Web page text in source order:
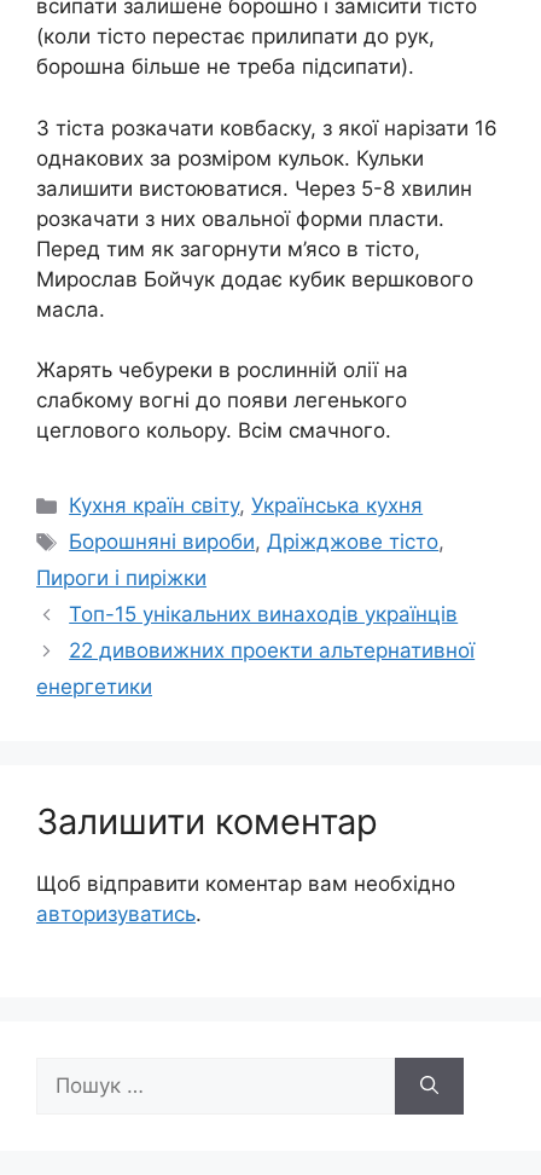
всипати залишене борошно і замісити тісто
(коли тісто перестає прилипати до рук,
борошна більше не треба підсипати).
З тіста розкачати ковбаску, з якої нарізати 16
однакових за розміром кульок. Кульки
залишити вистоюватися. Через 5-8 хвилин
розкачати з них овальної форми пласти.
Перед тим як загорнути м’ясо в тісто,
Мирослав Бойчук додає кубик вершкового
масла.
Жарять чебуреки в рослинній олії на
слабкому вогні до появи легенького
цеглового кольору. Всім смачного.
Категорії
Кухня країн світу,Українська кухня
Позначки
Борошняні вироби,Дріжджове тісто,
Пироги і пиріжки
Топ-15 унікальних винаходів українців
22 дивовижних проекти альтернативної
енергетики
Залишити коментар
Щоб відправити коментар вам необхідно
авторизуватись.